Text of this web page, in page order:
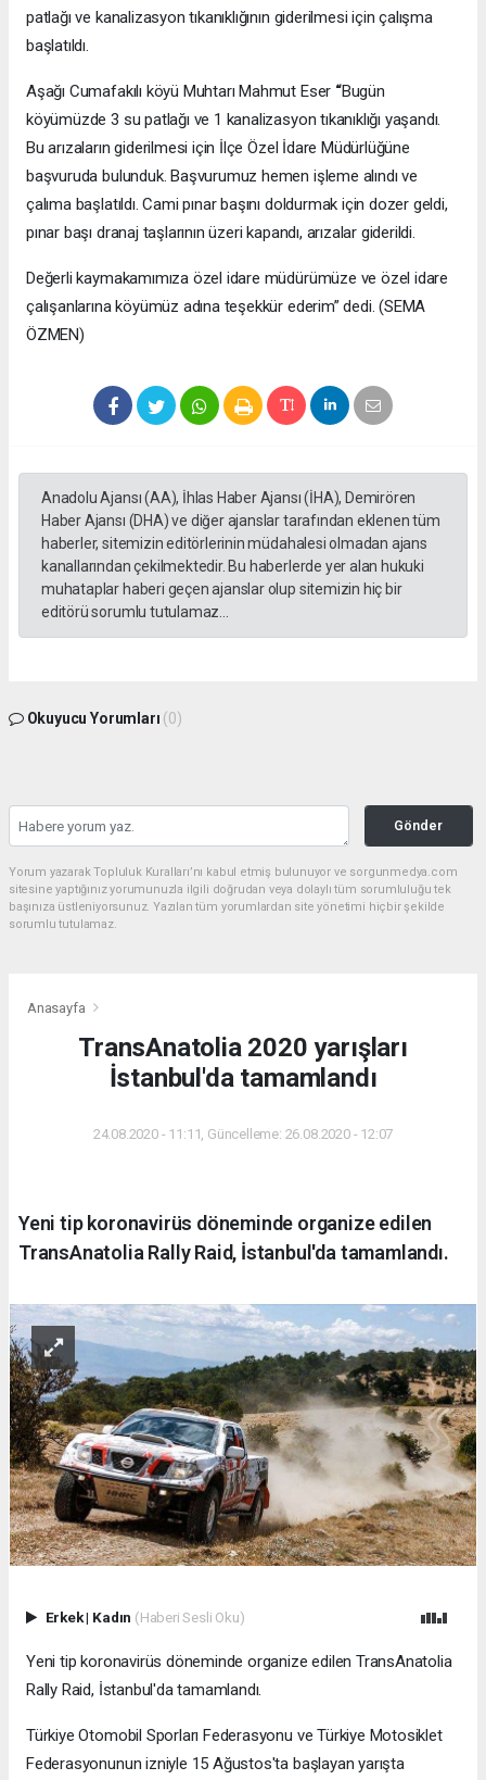
patlağı ve kanalizasyon tıkanıklığının giderilmesi için çalışma
başlatıldı.
Aşağı Cumafakılı köyü Muhtarı Mahmut Eser “Bugün
köyümüzde 3 su patlağı ve 1 kanalizasyon tıkanıklığı yaşandı.
Bu arızaların giderilmesi için İlçe Özel İdare Müdürlüğüne
başvuruda bulunduk. Başvurumuz hemen işleme alındı ve
çalıma başlatıldı. Cami pınar başını doldurmak için dozer geldi,
pınar başı dranaj taşlarının üzeri kapandı, arızalar giderildi.
Değerli kaymakamımıza özel idare müdürümüze ve özel idare
çalışanlarına köyümüz adına teşekkür ederim” dedi. (SEMA
ÖZMEN)
Anadolu Ajansı (AA), İhlas Haber Ajansı (İHA), Demirören
Haber Ajansı (DHA) ve diğer ajanslar tarafından eklenen tüm
haberler, sitemizin editörlerinin müdahalesi olmadan ajans
kanallarından çekilmektedir. Bu haberlerde yer alan hukuki
muhataplar haberi geçen ajanslar olup sitemizin hiç bir
editörü sorumlu tutulamaz...
Okuyucu Yorumları (0)
Gönder
Yorum yazarak Topluluk Kuralları’nı kabul etmiş bulunuyor ve sorgunmedya.com
sitesine yaptığınız yorumunuzla ilgili doğrudan veya dolaylı tüm sorumluluğu tek
başınıza üstleniyorsunuz. Yazılan tüm yorumlardan site yönetimi hiçbir şekilde
sorumlu tutulamaz.
Anasayfa
TransAnatolia 2020 yarışları
İstanbul'da tamamlandı
24.08.2020 - 11:11, Güncelleme: 26.08.2020 - 12:07
Yeni tip koronavirüs döneminde organize edilen
TransAnatolia Rally Raid, İstanbul'da tamamlandı.
Erkek| Kadın (Haberi Sesli Oku)
Yeni tip koronavirüs döneminde organize edilen TransAnatolia
Rally Raid, İstanbul'da tamamlandı.
Türkiye Otomobil Sporları Federasyonu ve Türkiye Motosiklet
Federasyonunun izniyle 15 Ağustos'ta başlayan yarışta